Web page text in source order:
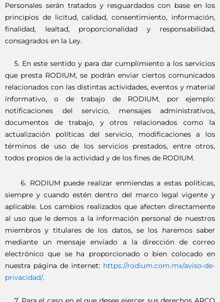
Personales serán tratados y resguardados con base en los
principios de licitud, calidad, consentimiento, información,
finalidad, lealtad, proporcionalidad y responsabilidad,
consagrados en la Ley.
5. En este sentido y para dar cumplimiento a los servicios
que presta RODIUM, se podrán enviar ciertos comunicados
relacionados con las distintas actividades, eventos y material
informativo, o de trabajo de RODIUM, por ejemplo:
notificaciones del servicio, mensajes administrativos,
documentos de trabajo, y otros relacionados como la
actualización políticas del servicio, modificaciones a los
términos de uso de los servicios prestados, entre otros,
todos propios de la actividad y de los fines de RODIUM.
6. RODIUM puede realizar enmiendas a estas políticas,
siempre y cuando estén dentro del marco legal vigente y
aplicable. Los cambios realizados que afecten directamente
al uso que le demos a la información personal de nuestros
miembros y titulares de los datos, se los haremos saber
mediante un mensaje enviado a la dirección de correo
electrónico que se ha proporcionado o bien colocado en
nuestra página de internet: https://rodium.com.mx/aviso-de-
privacidad/.